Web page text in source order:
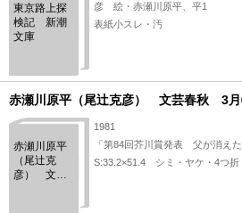
東京路上探
検記 新潮
文庫
彦 絵・赤瀬川原平、平1
表紙小スレ・汚
赤瀬川原平（尾辻克彦） 文芸春秋 3
赤瀬川原平
（尾辻克
彦） 文芸
1981
「第84回芥川賞発表 父が消
S:33.2×51.4 シミ・ヤケ・4